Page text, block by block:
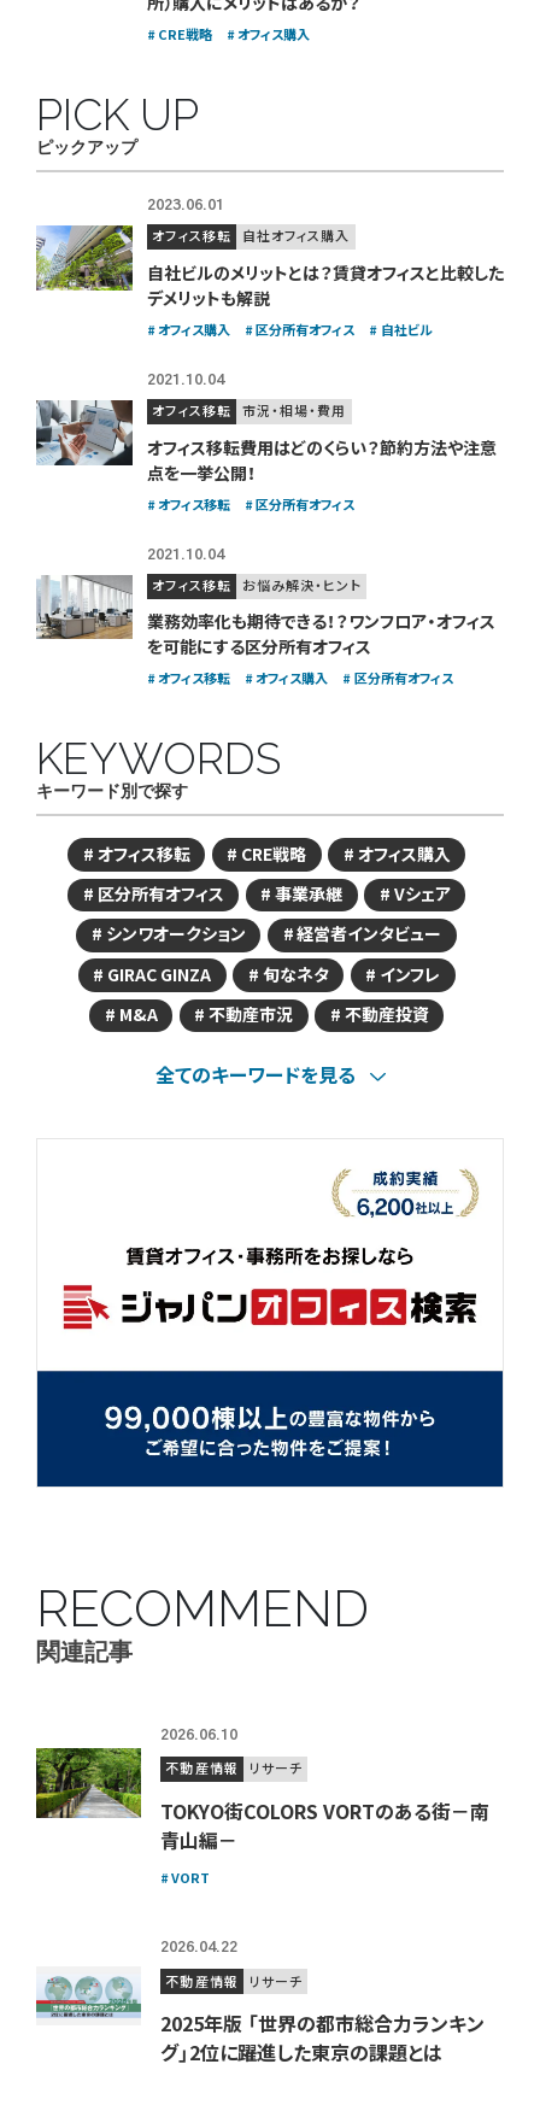
CRE戦略 オフィス購入
ピックアップ
PICK UP
2023.06.01
オフィス移転 自社オフィス購入
自社ビルのメリットとは？賃貸オフィスと比較した
デメリットも解説
オフィス購入 区分所有オフィス 自社ビル
2021.10.04
オフィス移転 市況・相場・費用
オフィス移転費用はどのくらい？節約方法や注意
点を一挙公開！
オフィス移転 区分所有オフィス
2021.10.04
オフィス移転 お悩み解決・ヒント
業務効率化も期待できる！？ ワンフロア・オフィス
を可能にする区分所有オフィス
オフィス移転 オフィス購入 区分所有オフィス
キーワード別で探す
KEYWORDS
オフィス移転 CRE戦略
オフィス購入
区分所有オフィス
事業承継
Vシェア
シンワオークション
経営者インタビュー
GIRAC GINZA
旬なネタ
インフレ
M&A
不動産市況 不動産投資
全てのキーワードを見る
関連記事
RECOMMEND
2026.06.10
不動産情報 リサーチ
TOKYO街COLORS VORTのある街－南
青山編－
VORT
2026.04.22
不動産情報 リサーチ
2025年版 「世界の都市総合力ランキン
グ」2位に躍進した東京の課題とは